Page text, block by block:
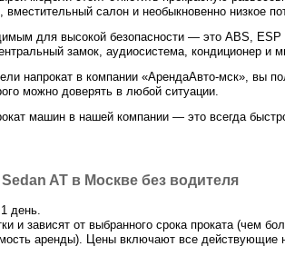
салон и необыкновенно низкое
для высокой безопасности — это ABS,
замок, аудиосистема, кондиционер и
напрокат в компании «АрендаАвто-мск», вы
можно доверять в любой ситуации.
машин в нашей компании — это всегда
AT в Москве без водителя
день.
и зависят от выбранного срока проката (чем
аренды). Цены включают все действующие